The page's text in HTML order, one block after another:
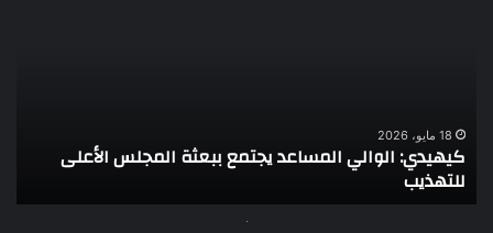
للتهذيب
18 مايو، 2026
كيهيدي: الوالي المساعد يجتمع ببعثة المجلس الأعلى
للتهذيب